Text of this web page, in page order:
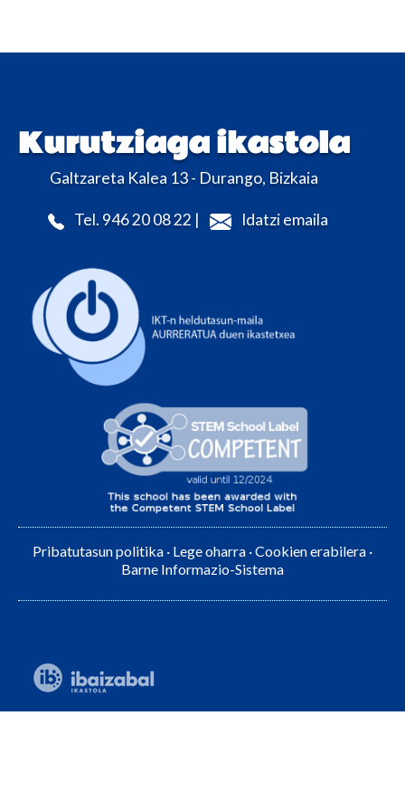
Kurutziaga ikastola
Galtzareta Kalea 13 - Durango, Bizkaia
Tel. 946 20 08 22 | Idatzi emaila
Pribatutasun politika · Lege oharra ·Cookien erabilera ·
Barne Informazio-Sistema